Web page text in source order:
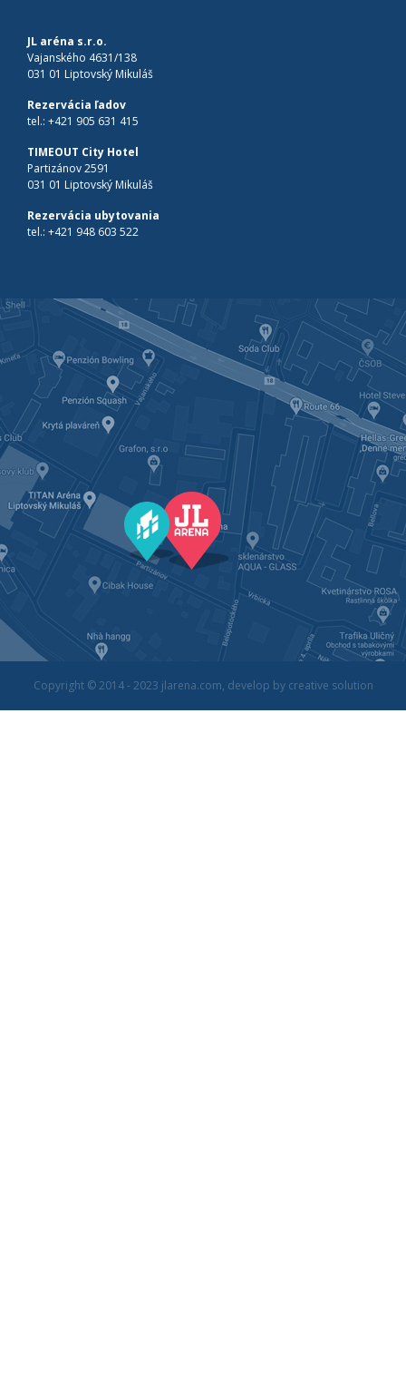
JL aréna s.r.o.
Vajanského 4631/138
031 01 Liptovský Mikuláš
Rezervácia ľadov
tel.: +421 905 631 415
TIMEOUT City Hotel
Partizánov 2591
031 01 Liptovský Mikuláš
Rezervácia ubytovania
tel.: +421 948 603 522
Copyright © 2014 - 2023 jlarena.com, develop by creative solution